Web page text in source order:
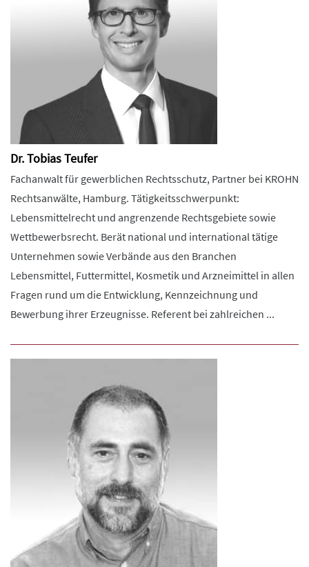
Dr. Tobias Teufer
Fachanwalt für gewerblichen Rechtsschutz, Partner bei KROHN
Rechtsanwälte, Hamburg. Tätigkeitsschwerpunkt:
Lebensmittelrecht und angrenzende Rechtsgebiete sowie
Wettbewerbsrecht. Berät national und international tätige
Unternehmen sowie Verbände aus den Branchen
Lebensmittel, Futtermittel, Kosmetik und Arzneimittel in allen
Fragen rund um die Entwicklung, Kennzeichnung und
Bewerbung ihrer Erzeugnisse. Referent bei zahlreichen ...